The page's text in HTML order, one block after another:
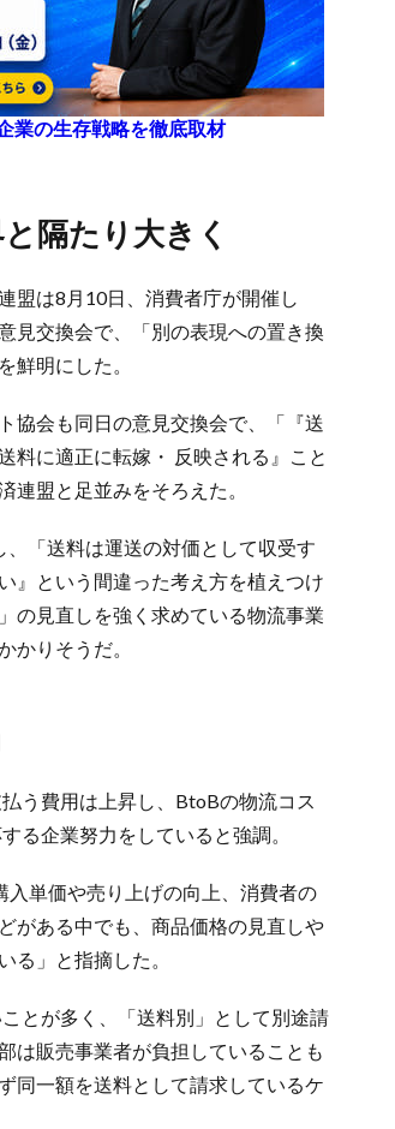
業の生存戦略を徹底取材
隔たり大きく
盟は8月10日、消費者庁が開催し
見交換会で、「別の表現への置き換
鮮明にした。
協会も同日の意見交換会で、「『送
料に適正に転嫁・ 反映される』こと
盟と足並みをそろえた。
「送料は運送の対価として収受す
』という間違った考え⽅を植えつけ
の見直しを強く求めている物流事業
かりそうだ。
う費用は上昇し、BtoBの物流コス
る企業努力をしていると強調。
入単価や売り上げの向上、消費者の
がある中でも、商品価格の見直しや
る」と指摘した。
とが多く、「送料別」として別途請
は販売事業者が負担していることも
同一額を送料として請求しているケ